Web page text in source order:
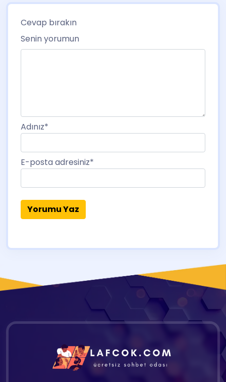
Cevap bırakın
Senin yorumun
Adınız*
E-posta adresiniz*